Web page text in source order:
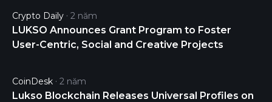
Crypto Daily 2 năm
LUKSO Announces Grant Program to Foster
User-Centric, Social and Creative Projects
CoinDesk 2 năm
Lukso Blockchain Releases Universal Profiles on